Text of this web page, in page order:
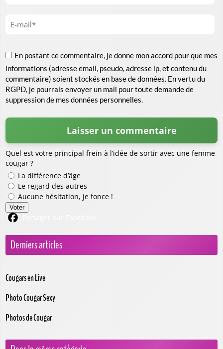
En postant ce commentaire, je donne mon accord pour que mes
informations (adresse email, pseudo, adresse ip, et contenu du
commentaire) soient stockés en base de données. En vertu du
RGPD, je pourrais envoyer un mail pour toute demande de
suppression de mes données personnelles.
Quel est votre principal frein à l’idée de sortir avec une femme
cougar ?
La différence d’âge
Le regard des autres
Aucune hésitation, je fonce !
Voter
Derniers articles
Cougars en Live
Photo Cougar Sexy
Photos de Cougar